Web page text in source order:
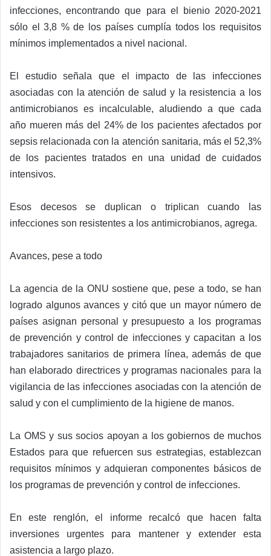
infecciones, encontrando que para el bienio 2020-2021
sólo el 3,8 % de los países cumplía todos los requisitos
mínimos implementados a nivel nacional.
El estudio señala que el impacto de las infecciones
asociadas con la atención de salud y la resistencia a los
antimicrobianos es incalculable, aludiendo a que cada
año mueren más del 24% de los pacientes afectados por
sepsis relacionada con la atención sanitaria, más el 52,3%
de los pacientes tratados en una unidad de cuidados
intensivos.
Esos decesos se duplican o triplican cuando las
infecciones son resistentes a los antimicrobianos, agrega.
Avances, pese a todo
La agencia de la ONU sostiene que, pese a todo, se han
logrado algunos avances y citó que un mayor número de
países asignan personal y presupuesto a los programas
de prevención y control de infecciones y capacitan a los
trabajadores sanitarios de primera línea, además de que
han elaborado directrices y programas nacionales para la
vigilancia de las infecciones asociadas con la atención de
salud y con el cumplimiento de la higiene de manos.
La OMS y sus socios apoyan a los gobiernos de muchos
Estados para que refuercen sus estrategias, establezcan
requisitos mínimos y adquieran componentes básicos de
los programas de prevención y control de infecciones.
En este renglón, el informe recalcó que hacen falta
inversiones urgentes para mantener y extender esta
asistencia a largo plazo.